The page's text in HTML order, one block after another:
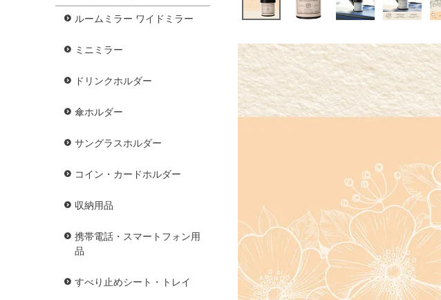
ルームミラー ワイドミラー
ミニミラー
ドリンクホルダー
傘ホルダー
サングラスホルダー
コイン・カードホルダー
収納用品
携帯電話・スマートフォン用
品
すべり止めシート・トレイ